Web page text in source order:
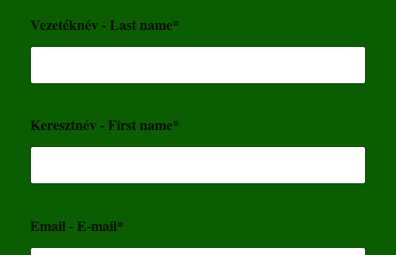
Vezetéknév - Last name*
Keresztnév - First name*
Email - E-mail*